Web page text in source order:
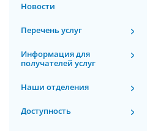
Новости
Перечень услуг
Информация для
получателей услуг
Наши отделения
Доступность